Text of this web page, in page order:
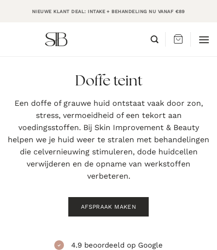
NIEUWE KLANT DEAL: INTAKE + BEHANDELING NU VANAF €89
Doffe teint
Een doffe of grauwe huid ontstaat vaak door zon,
stress, vermoeidheid of een tekort aan
voedingsstoffen. Bij Skin Improvement & Beauty
helpen we je huid weer te stralen met behandelingen
die celvernieuwing stimuleren, dode huidcellen
verwijderen en de opname van werkstoffen
verbeteren.
AFSPRAAK MAKEN
4.9 beoordeeld op Google